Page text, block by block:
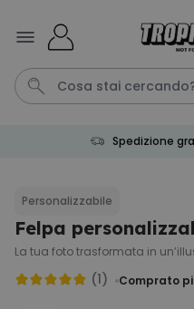
Boccale da
Faccia
Spedizione
Personalizzabile
Felpa
La tua foto trasformata in
(1) Comprato